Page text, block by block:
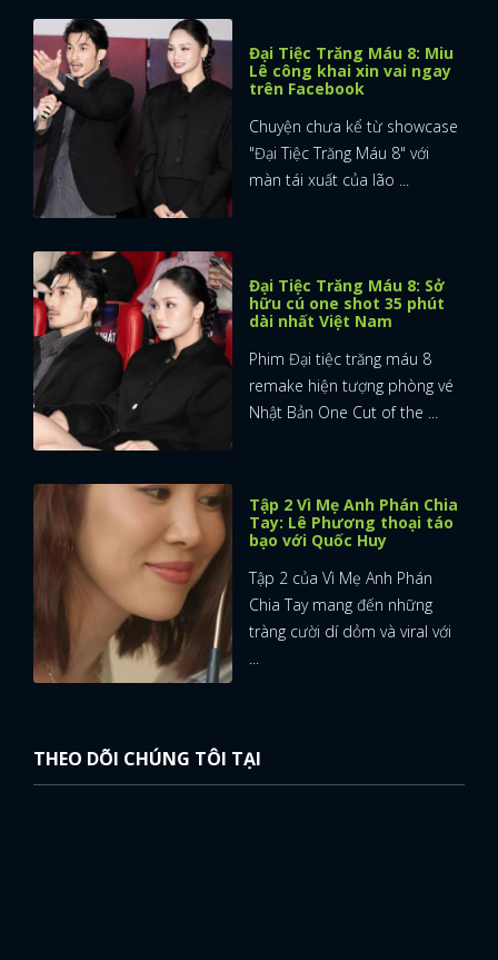
Đại Tiệc Trăng Máu 8: Miu
Lê công khai xin vai ngay
trên Facebook
Chuyện chưa kể từ showcase
"Đại Tiệc Trăng Máu 8" với
màn tái xuất của lão ...
Đại Tiệc Trăng Máu 8: Sở
hữu cú one shot 35 phút
dài nhất Việt Nam
Phim Đại tiệc trăng máu 8
remake hiện tượng phòng vé
Nhật Bản One Cut of the ...
Tập 2 Vì Mẹ Anh Phán Chia
Tay: Lê Phương thoại táo
bạo với Quốc Huy
Tập 2 của Vì Mẹ Anh Phán
Chia Tay mang đến những
tràng cười dí dỏm và viral với
THEO DÕI CHÚNG TÔI TẠI